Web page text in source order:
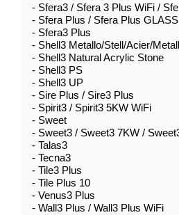
- Sfera3 / Sfera 3 Plus WiFi /
- Sfera Plus / Sfera Plus GLASS
- Sfera3 Plus
- Shell3 Metallo/Stell/Acier/Metall
- Shell3 Natural Acrylic Stone
- Shell3 PS
- Shell3 UP
- Sire Plus / Sire3 Plus
- Spirit3 / Spirit3 5KW WiFi
- Sweet
- Sweet3 / Sweet3 7KW /
- Talas3
- Tecna3
- Tile3 Plus
- Tile Plus 10
- Venus3 Plus
- Wall3 Plus / Wall3 Plus WiFi